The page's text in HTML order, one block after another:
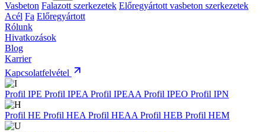
Vasbeton Falazott szerkezetek Előregyártott vasbeton szerkezetek
Acél Fa Előregyártott
Rólunk
Hivatkozások
Blog
Karrier
Kapcsolatfelvétel
Profil IPE Profil IPEA Profil IPEAA Profil IPEO Profil IPN
Profil HE Profil HEA Profil HEAA Profil HEB Profil HEM